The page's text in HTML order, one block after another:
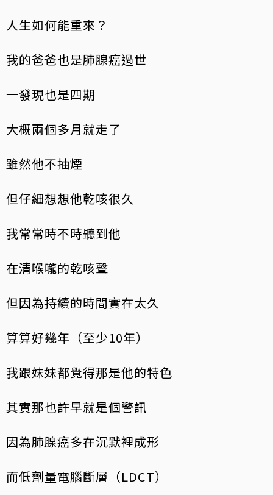
人生如何能重來？
我的爸爸也是肺腺癌過世
一發現也是四期
大概兩個多月就走了
雖然他不抽煙
但仔細想想他乾咳很久
我常常時不時聽到他
在清喉嚨的乾咳聲
但因為持續的時間實在太久
算算好幾年（至少10年）
我跟妹妹都覺得那是他的特色
其實那也許早就是個警訊
因為肺腺癌多在沉默裡成形
而低劑量電腦斷層（LDCT）